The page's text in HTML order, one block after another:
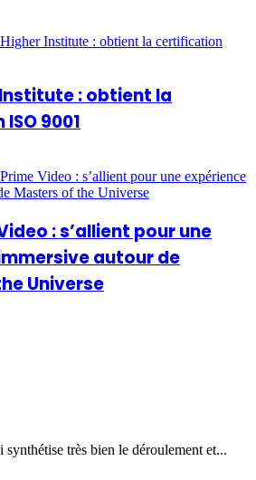
Institute : obtient la
9001
: s’allient pour une
autour de
Universe
synthétise très bien le déroulement et...